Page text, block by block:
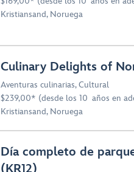
Kristiansand, Noruega
Culinary Delights of
Aventuras culinarias,Cultural
$239,00* (desde los 10 años en
Kristiansand, Noruega
Día completo de
(KR12)